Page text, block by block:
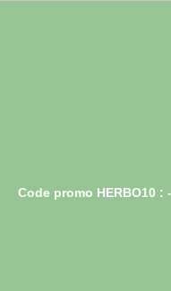
Code promo HERBO10 :